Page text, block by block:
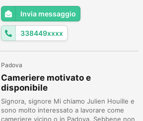
Invia messaggio
338449xxxx
Padova
Cameriere motivato e
disponibile
Signora, signore Mi chiamo Julien Houille e
sono molto interessato a lavorare come
cameriere vicino o in Padova. Sebbene non